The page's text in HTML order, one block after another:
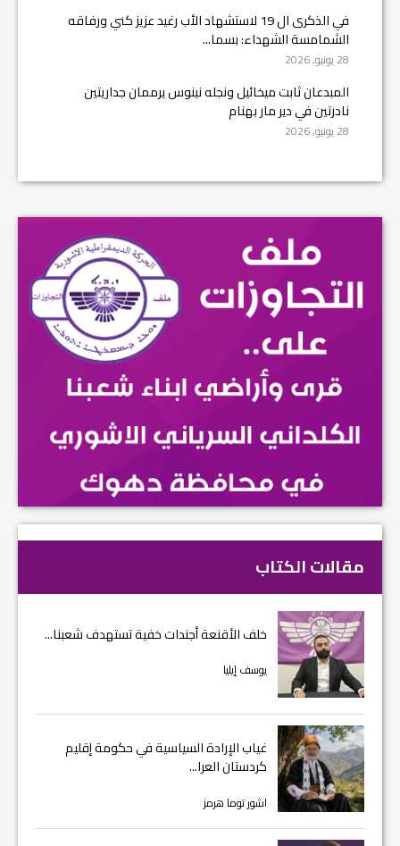
في الذكرى ال 19 لاستشهاد الأب رغيد عزيز كني ورفاقه
الشمامسة الشهداء: بسما...
28 يونيو, 2026
المبدعان ثابت ميخائيل ونجله نينوس يرممان جداريتين
نادرتين في دير مار بهنام
28 يونيو, 2026
مقالات الكتاب
خلف الأقنعة أجندات خفية تستهدف شعبنا...
يوسف إيليا
غياب الإرادة السياسية في حكومة إقليم
كردستان العرا...
اشور توما هرمز